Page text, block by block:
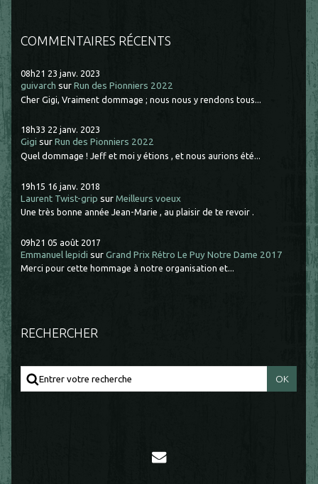
COMMENTAIRES RÉCENTS
08h21 23 janv. 2023
guivarch surRun des Pionniers 2022
Cher Gigi, Vraiment dommage ; nous nous y rendons tous...
18h33 22 janv. 2023
Gigi surRun des Pionniers 2022
Quel dommage ! Jeff et moi y étions , et nous aurions été...
19h15 16 janv. 2018
Laurent Twist-grip surMeilleurs voeux
Une très bonne année Jean-Marie , au plaisir de te revoir .
09h21 05 août 2017
Emmanuel lepidi surGrand Prix Rétro Le Puy Notre Dame 2017
Merci pour cette hommage à notre organisation et...
RECHERCHER